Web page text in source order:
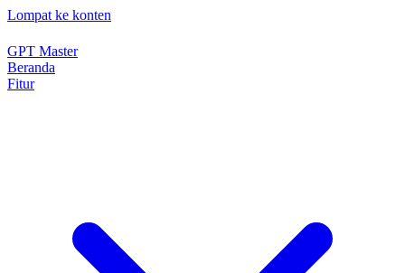
Lompat ke konten
GPT Master
Beranda
Fitur